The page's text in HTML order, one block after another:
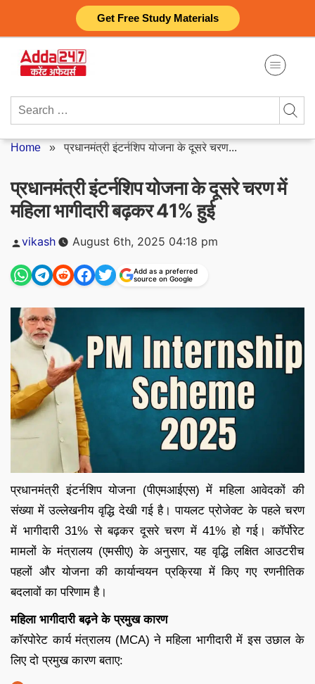
Get Free Study Materials
content
Search
Home »प्रधानमंत्री इंटर्नशिप योजना के दूसरे चरण...
प्रधानमंत्री इंटर्नशिप योजना के दूसरे चरण में
महिला भागीदारी बढ़कर 41% हुई
Posted
vikash August 6th, 2025 04:18 pm
Add as a preferred
source on Google
प्रधानमंत्री इंटर्नशिप योजना (पीएमआईएस) में महिला आवेदकों की
संख्या में उल्लेखनीय वृद्धि देखी गई है। पायलट प्रोजेक्ट के पहले चरण
में भागीदारी 31% से बढ़कर दूसरे चरण में 41% हो गई। कॉर्पोरेट
मामलों के मंत्रालय (एमसीए) के अनुसार, यह वृद्धि लक्षित आउटरीच
पहलों और योजना की कार्यान्वयन प्रक्रिया में किए गए रणनीतिक
बदलावों का परिणाम है।
महिला भागीदारी बढ़ने के प्रमुख कारण
कॉरपोरेट कार्य मंत्रालय (MCA) ने महिला भागीदारी में इस उछाल के
लिए दो प्रमुख कारण बताए: